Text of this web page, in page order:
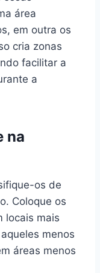
área
em outra os
cria zonas
facilitar a
a
na
os de
Coloque os
locais mais
menos
áreas menos